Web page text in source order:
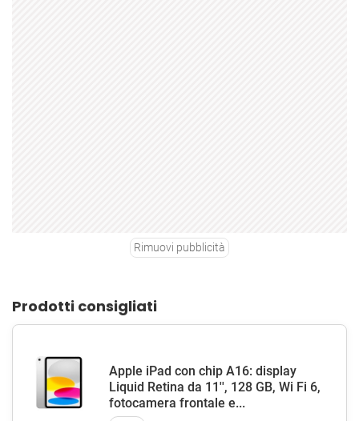
Rimuovi pubblicità
Prodotti consigliati
Apple iPad con chip A16: display
Liquid Retina da 11'', 128 GB, Wi Fi 6,
fotocamera frontale e...